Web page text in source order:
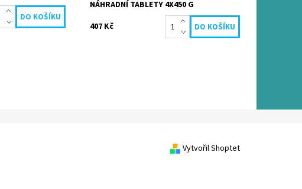
NÁHRADNÍ TABLETY 4X450 G
407 Kč
Vytvořil Shoptet